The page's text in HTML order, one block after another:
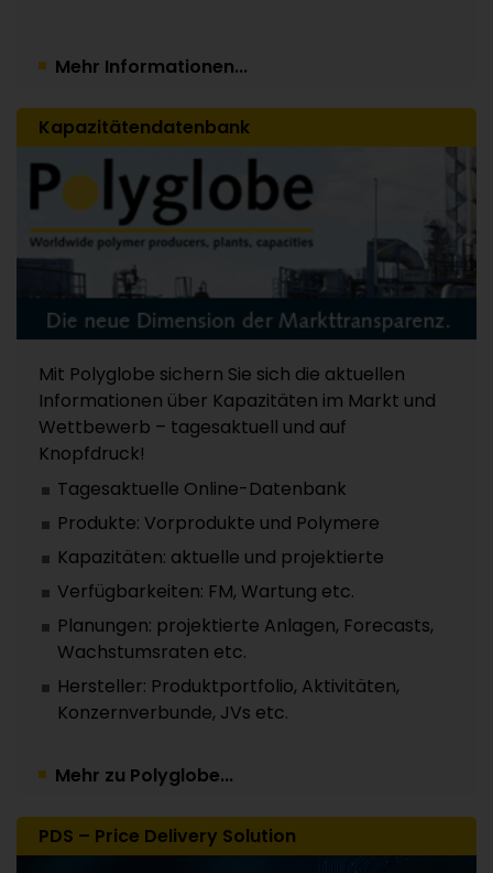
Mehr Informationen...
Kapazitätendatenbank
Mit Polyglobe sichern Sie sich die aktuellen
Informationen über Kapazitäten im Markt und
Wettbewerb – tagesaktuell und auf
Knopfdruck!
Tagesaktuelle Online-Datenbank
Produkte: Vorprodukte und Polymere
Kapazitäten: aktuelle und projektierte
Verfügbarkeiten: FM, Wartung etc.
Planungen: projektierte Anlagen, Forecasts,
Wachstumsraten etc.
Hersteller: Produktportfolio, Aktivitäten,
Konzernverbunde, JVs etc.
Mehr zu Polyglobe...
PDS – Price Delivery Solution